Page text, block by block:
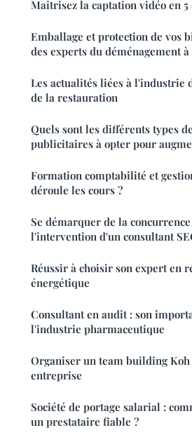
Maîtrisez la captation vidéo en 5
Emballage et protection de vos
des experts du déménagement à
Les actualités liées à l'industrie
de la restauration
Quels sont les différents types
publicitaires à opter pour
Formation comptabilité et
déroule les cours ?
Se démarquer de la concurrence
l'intervention d'un consultant
Réussir à choisir son expert en
énergétique
Consultant en audit : son
l'industrie pharmaceutique
Organiser un team building
entreprise
Société de portage salarial :
un prestataire fiable ?